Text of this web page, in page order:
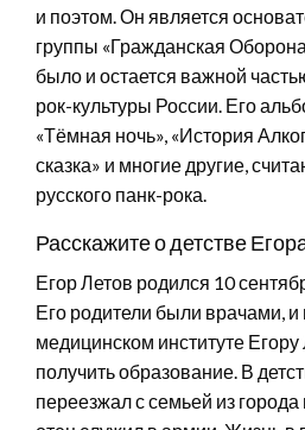
и поэтом. Он является
группы «Гражданская
было и остается важной
рок-культуры России. Его
«Тёмная ночь», «История
сказка» и многие другие,
русского панк-рока.
Расскажите о детстве
Егор Летов родился 10
Его родители были врачами,
медицинском институте
получить образование. В
переезжал с семьей из города